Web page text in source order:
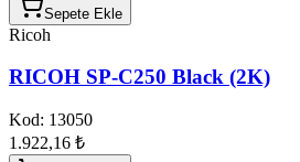
Sepete Ekle
Ricoh
RICOH SP-C250 Black (2K)
Kod: 13050
1.922,16 ₺